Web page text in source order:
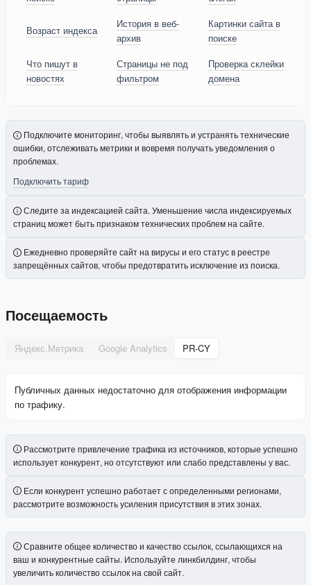
Возраст индекса
История в веб-
архив
Картинки сайта в
поиске
Что пишут в
новостях
Страницы не под
фильтром
Проверка склейки
домена
Подключите мониторинг, чтобы выявлять и устранять технические
ошибки, отслеживать метрики и вовремя получать уведомления о
проблемах.
Подключить тариф
Следите за индексацией сайта. Уменьшение числа индексируемых
страниц может быть признаком технических проблем на сайте.
Ежедневно проверяйте сайт на вирусы и его статус в реестре
запрещённых сайтов, чтобы предотвратить исключение из поиска.
Посещаемость
Яндекс.Метрика Google Analytics PR-CY
Публичных данных недостаточно для отображения информации
по трафику.
Рассмотрите привлечение трафика из источников, которые успешно
использует конкурент, но отсутствуют или слабо представлены у вас.
Если конкурент успешно работает с определенными регионами,
рассмотрите возможность усиления присутствия в этих зонах.
Сравните общее количество и качество ссылок, ссылающихся на
ваш и конкурентные сайты. Используйте линкбилдинг, чтобы
увеличить количество ссылок на свой сайт.